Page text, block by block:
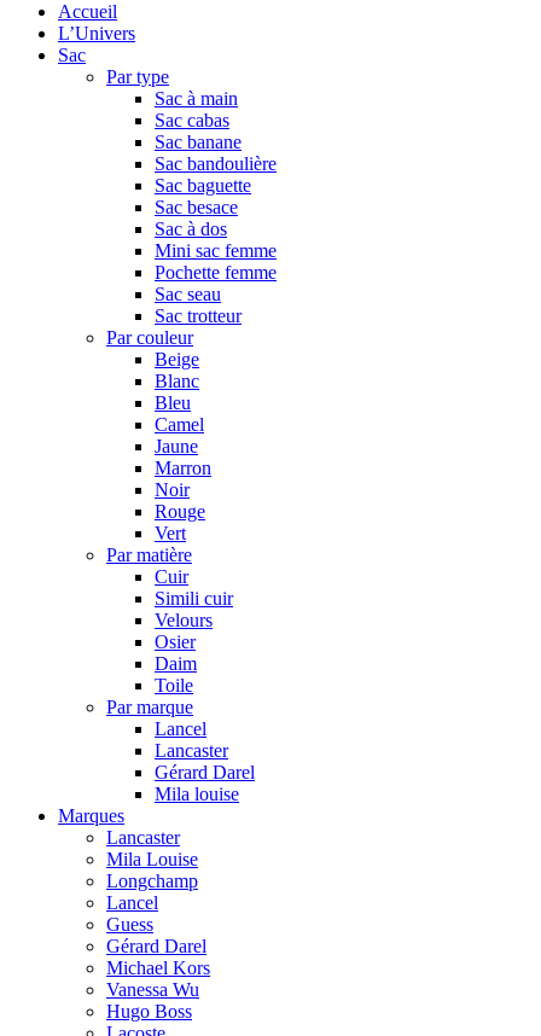
Accueil
L’Univers
Sac
Par type
Sac à main
Sac cabas
Sac banane
Sac bandoulière
Sac baguette
Sac besace
Sac à dos
Mini sac femme
Pochette femme
Sac seau
Sac trotteur
Par couleur
Beige
Blanc
Bleu
Camel
Jaune
Marron
Noir
Rouge
Vert
Par matière
Cuir
Simili cuir
Velours
Osier
Daim
Toile
Par marque
Lancel
Lancaster
Gérard Darel
Mila louise
Marques
Lancaster
Mila Louise
Longchamp
Lancel
Guess
Gérard Darel
Michael Kors
Vanessa Wu
Hugo Boss